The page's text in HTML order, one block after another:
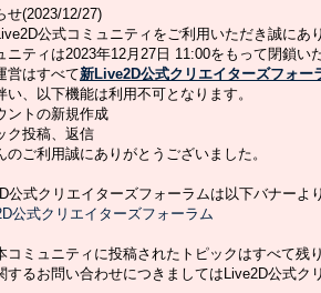
せ(2023/12/27)
公式コミュニティをご利用いただき誠にあ
ニティは2023年12月27日 11:00をもって閉鎖い
営はすべて新Live2D公式クリエイターズフォー
い、以下機能は利用不可となります。
ントの新規作成
ク投稿、返信
のご利用誠にありがとうございました。
公式クリエイターズフォーラムは以下バナーよ
コミュニティに投稿されたトピックはすべて
するお問い合わせにつきましてはLive2D公式